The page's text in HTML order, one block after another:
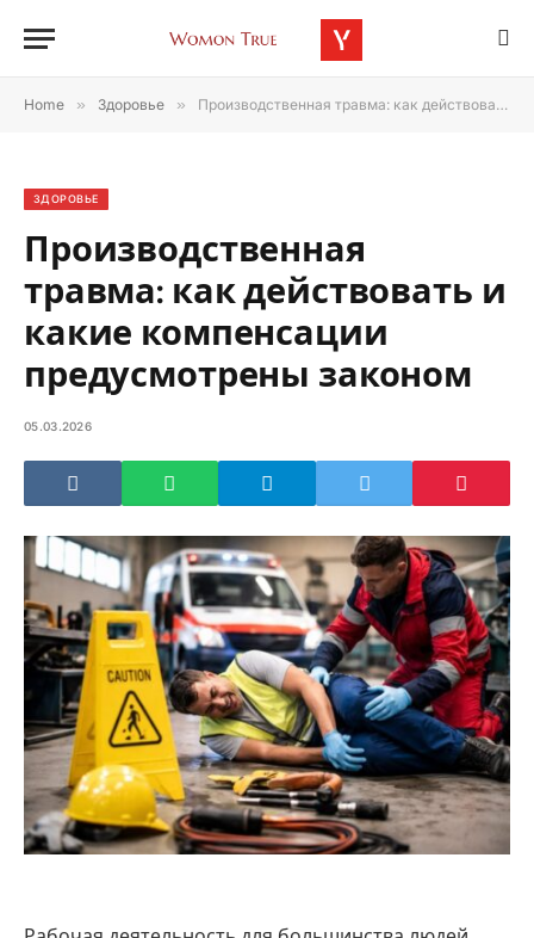
Home » Здоровье » Производственная травма: как действовать и какие компенсации предусмотрены законом
ЗДОРОВЬЕ
Производственная
травма: как действовать и
какие компенсации
предусмотрены законом
05.03.2026